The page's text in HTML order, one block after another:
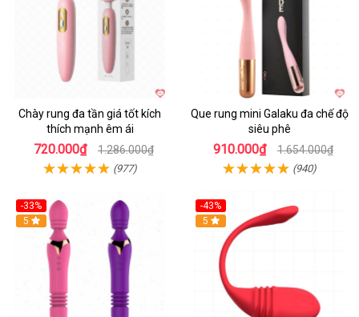
Chày rung đa tần giá tốt kích
thích mạnh êm ái
720.000₫ 1.286.000₫
(977)
Que rung mini Galaku đa chế độ
siêu phê
910.000₫ 1.654.000₫
(940)
-33%
Hot
5
-43%
Hot
5